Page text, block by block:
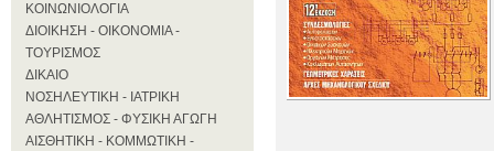
ΚΟΙΝΩΝΙΟΛΟΓΙΑ
ΔΙΟΙΚΗΣΗ - ΟΙΚΟΝΟΜΙΑ -
ΤΟΥΡΙΣΜΟΣ
ΔΙΚΑΙΟ
ΝΟΣΗΛΕΥΤΙΚΗ - ΙΑΤΡΙΚΗ
ΑΘΛΗΤΙΣΜΟΣ - ΦΥΣΙΚΗ ΑΓΩΓΗ
ΑΙΣΘΗΤΙΚΗ - ΚΟΜΜΩΤΙΚΗ -